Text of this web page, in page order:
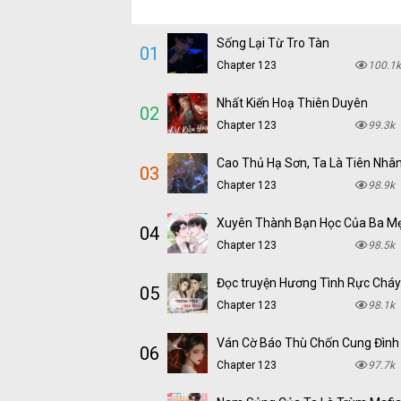
01 Sống Lại Từ Tro Tàn
Chapter 123 100.1k
02 Nhất Kiến Hoạ Thiên Duyên
Chapter 123 99.3k
03 Cao Thủ Hạ Sơn, Ta Là Tiên Nhân
Chapter 123 98.9k
04 Xuyên Thành Bạn Học Của Ba
Chapter 123 98.5k
05
Chapter 123 98.1k
06 Ván Cờ Báo Thù Chốn Cung Đình
Chapter 123 97.7k